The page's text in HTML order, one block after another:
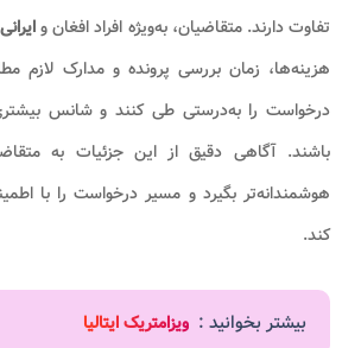
تفاوت دارند. متقاضیان، به‌ویژه افراد افغان وایرانی
هزینه‌ها، زمان بررسی پرونده و مدارک لازم
درخواست را به‌درستی طی کنند و شانس
باشند. آگاهی دقیق از این جزئیات به
هوشمندانه‌تر بگیرد و مسیر درخواست را با
کند.
بیشتر بخوانید : ویزامتریک ایتالیا